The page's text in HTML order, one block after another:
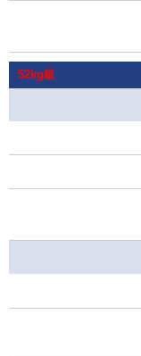
52kg級